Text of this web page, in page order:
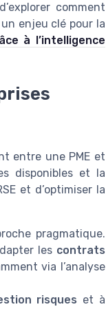
comment
enjeu clé pour la
à l’intelligence
entre une PME et
disponibles et la
et d’optimiser la
pragmatique.
les contrats
via l’analyse
risques et à